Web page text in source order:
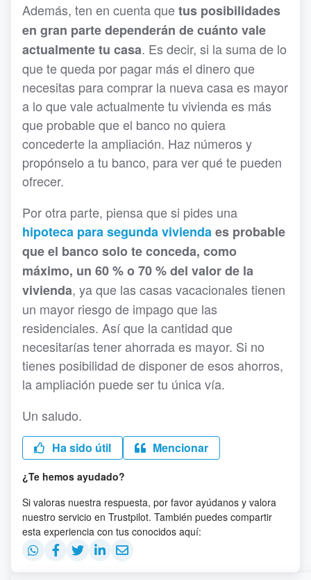
Además, ten en cuenta quetus posibilidades
en gran parte dependerán de cuánto vale
actualmente tu casa. Es decir, si la suma de lo
que te queda por pagar más el dinero que
necesitas para comprar la nueva casa es mayor
a lo que vale actualmente tu vivienda es más
que probable que el banco no quiera
concederte la ampliación. Haz números y
propónselo a tu banco, para ver qué te pueden
ofrecer.
Por otra parte, piensa que si pides una
hipoteca para segunda viviendaes probable
que el banco solo te conceda, como
máximo, un 60 % o 70 % del valor de la
vivienda, ya que las casas vacacionales tienen
un mayor riesgo de impago que las
residenciales. Así que la cantidad que
necesitarías tener ahorrada es mayor. Si no
tienes posibilidad de disponer de esos ahorros,
la ampliación puede ser tu única vía.
Un saludo.
Ha sido útil Mencionar
¿Te hemos ayudado?
Si valoras nuestra respuesta, por favor ayúdanos y valora
nuestro servicio en Trustpilot. También puedes compartir
esta experiencia con tus conocidos aquí: